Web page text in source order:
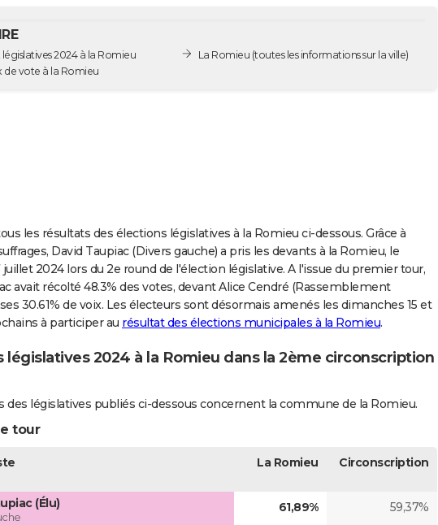
législatives 2024 à la Romieu
Bureaux de vote à la Romieu
La Romieu (toutes les informations sur la ville)
les résultats des élections législatives à la Romieu ci-dessous. Grâce à
David Taupiac (Divers gauche) a pris les devants à la Romieu, le
2024 lors du 2e round de l'élection législative. A l'issue du premier tour,
avait récolté 48.3% des votes, devant Alice Cendré (Rassemblement
30.61% de voix. Les électeurs sont désormais amenés les dimanches 15 et
à participer au résultat des élections municipales à la Romieu.
législatives 2024 à la Romieu dans la 2ème circonscription
des législatives publiés ci-dessous concernent la commune de la Romieu.
tour
La Romieu Circonscription
(Élu) 61,89% 59,37%